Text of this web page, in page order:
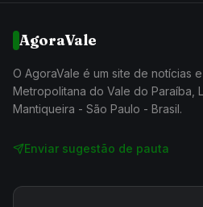
AgoraVale
O AgoraVale é um site de notícias
Metropolitana do Vale do Paraíba,
Mantiqueira - São Paulo - Brasil.
Enviar sugestão de pauta